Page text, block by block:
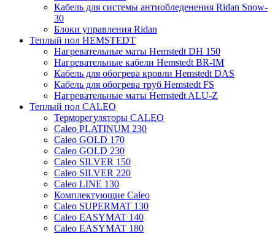
Кабель для системы антиобледенения Ridan Snow-
30
Блоки управления Ridan
Теплый пол HEMSTEDT
Нагревательные маты Hemstedt DH 150
Нагревательные кабели Hemstedt BR-IM
Кабель для обогрева кровли Hemstedt DAS
Кабель для обогрева труб Hemstedt FS
Нагревательные маты Hemstedt ALU-Z
Теплый пол CALEO
Терморегуляторы CALEO
Caleo PLATINUM 230
Caleo GOLD 170
Caleo GOLD 230
Caleo SILVER 150
Caleo SILVER 220
Caleo LINE 130
Комплектующие Caleo
Caleo SUPERMAT 130
Caleo EASYMAT 140
Caleo EASYMAT 180